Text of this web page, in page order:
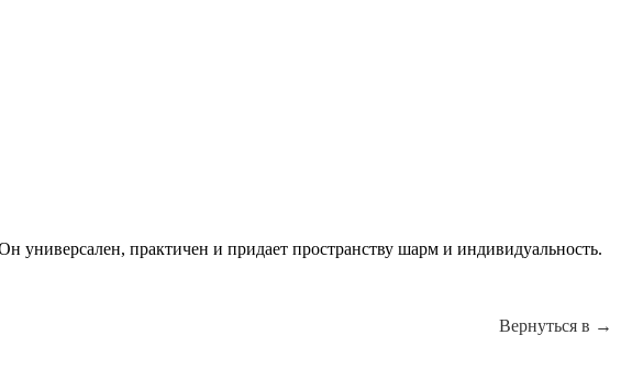
практичен и придает пространству шарм и индивидуальность.
Вернуться в →